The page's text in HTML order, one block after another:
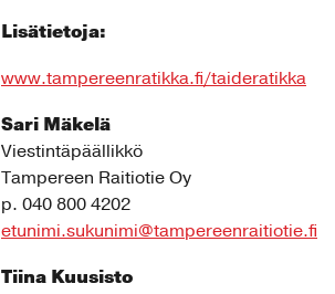
Lisätietoja:
www.tampereenratikka.fi/taideratikka
Sari Mäkelä
Viestintäpäällikkö
Tampereen Raitiotie Oy
p. 040 800 4202
etunimi.sukunimi@tampereenraitiotie.fi
Tiina Kuusisto